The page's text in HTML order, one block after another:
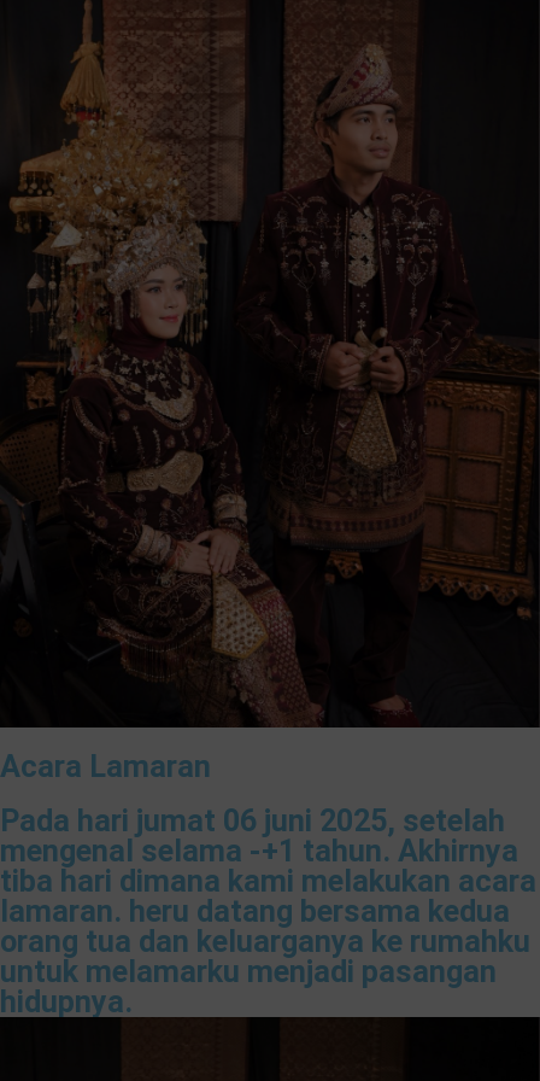
Acara Lamaran
Pada hari jumat 06 juni 2025, setelah
mengenal selama -+1 tahun. Akhirnya
tiba hari dimana kami melakukan acara
lamaran. heru datang bersama kedua
orang tua dan keluarganya ke rumahku
untuk melamarku menjadi pasangan
hidupnya.